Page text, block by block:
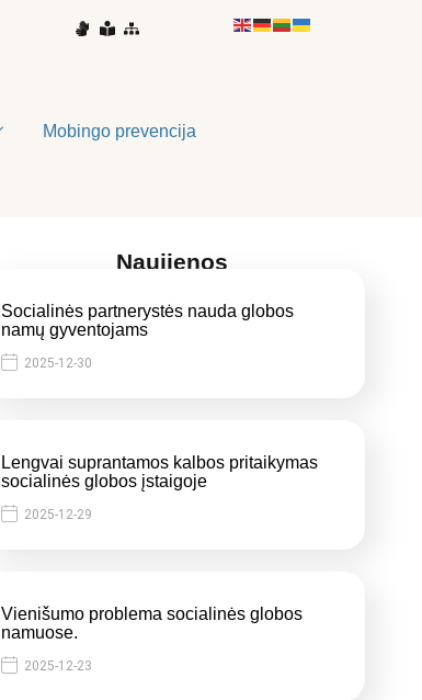
Mobingo prevencija
Naujienos
Socialinės partnerystės nauda globos
namų gyventojams
2025-12-30
Lengvai suprantamos kalbos pritaikymas
socialinės globos įstaigoje
2025-12-29
Vienišumo problema socialinės globos
namuose.
2025-12-23